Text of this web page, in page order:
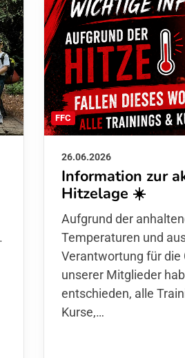
FFC
26.06.2026
Information zur
Hitzelage ☀️
Aufgrund der
Temperaturen und aus
Verantwortung für die
unserer Mitglieder
entschieden, alle
Kurse